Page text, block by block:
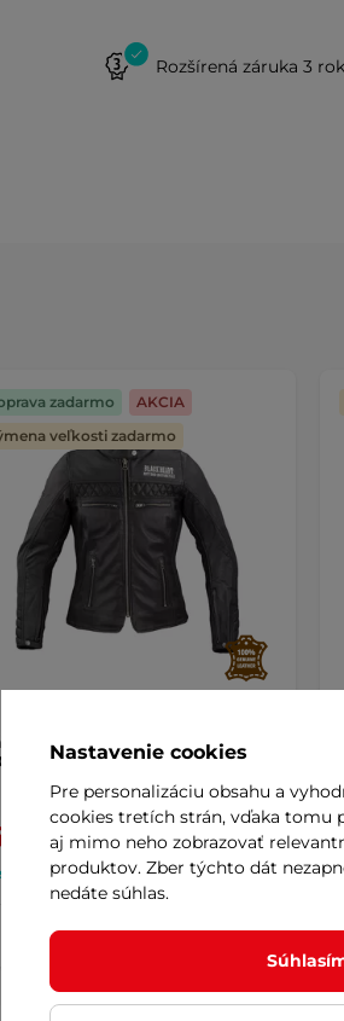
Rozšírená záruka 3
kožená moto bunda W-
Black Heart RapturaAKCIA
€ 303,60 €
zadarmo
AKCIA
veľkosti zadarmo
+ Pridať do košíka
Nastavenie cookies
Pre personalizáciu obsahu a
cookies tretích strán, vďaka tomu
aj mimo neho zobrazovať
produktov. Zber týchto dát
nedáte súhlas.